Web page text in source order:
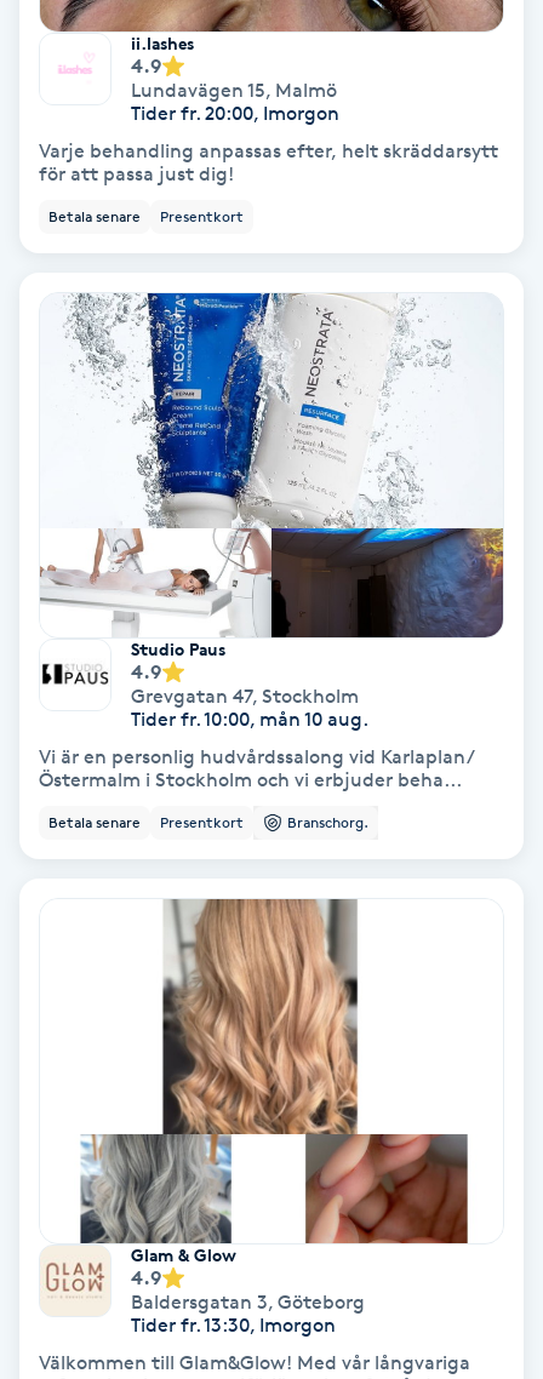
Nagelförlängning silke
Nagelförstärkning
Nagelklippning
Nagelsvamp
Nageltrång
Nagelvård
Naglar borttagning
Naglar reparation
Naprapati
Navelpiercing
NBE-massage
Ny frisyr
Olaplex
Olaplexbehandling
Ombre naglar
Optiker
Ortobionomi
ii.lashes
4.9
Lundavägen 15, Malmö
Tider fr. 20:00, Imorgon
Varje behandling anpassas efter, helt skräddarsytt
för att passa just dig!
Betala senare Presentkort
Studio Paus
4.9
Grevgatan 47, Stockholm
Tider fr. 10:00, mån 10 aug.
Vi är en personlig hudvårdssalong vid Karlaplan/
Östermalm i Stockholm och vi erbjuder beha...
Betala senare Presentkort Branschorg.
Glam & Glow
4.9
Baldersgatan 3, Göteborg
Tider fr. 13:30, Imorgon
Välkommen till Glam&Glow! Med vår långvariga